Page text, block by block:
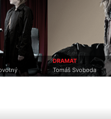
DRAMAT
Tomáš Svoboda